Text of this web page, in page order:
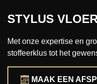
STYLUS
Met onze expertise en
stoffeerklus tot het
MAAK EEN